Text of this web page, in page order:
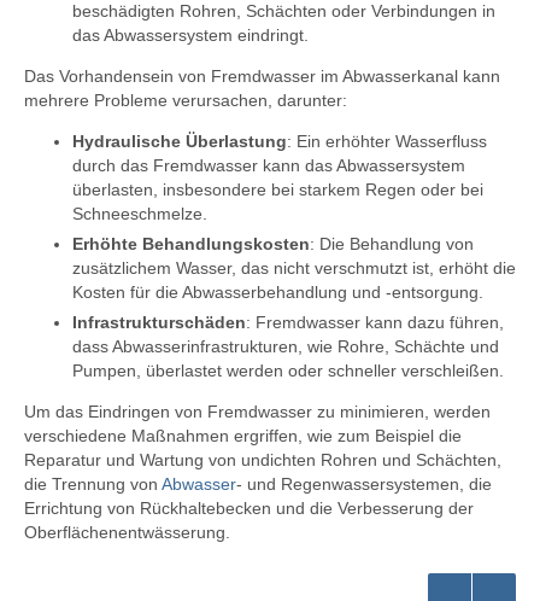
beschädigten Rohren, Schächten oder Verbindungen in
das Abwassersystem eindringt.
Das Vorhandensein von Fremdwasser im Abwasserkanal kann
mehrere Probleme verursachen, darunter:
Hydraulische Überlastung: Ein erhöhter Wasserfluss
durch das Fremdwasser kann das Abwassersystem
überlasten, insbesondere bei starkem Regen oder bei
Schneeschmelze.
Erhöhte Behandlungskosten: Die Behandlung von
zusätzlichem Wasser, das nicht verschmutzt ist, erhöht die
Kosten für die Abwasserbehandlung und -entsorgung.
Infrastrukturschäden: Fremdwasser kann dazu führen,
dass Abwasserinfrastrukturen, wie Rohre, Schächte und
Pumpen, überlastet werden oder schneller verschleißen.
Um das Eindringen von Fremdwasser zu minimieren, werden
verschiedene Maßnahmen ergriffen, wie zum Beispiel die
Reparatur und Wartung von undichten Rohren und Schächten,
die Trennung von Abwasser- und Regenwassersystemen, die
Errichtung von Rückhaltebecken und die Verbesserung der
Oberflächenentwässerung.